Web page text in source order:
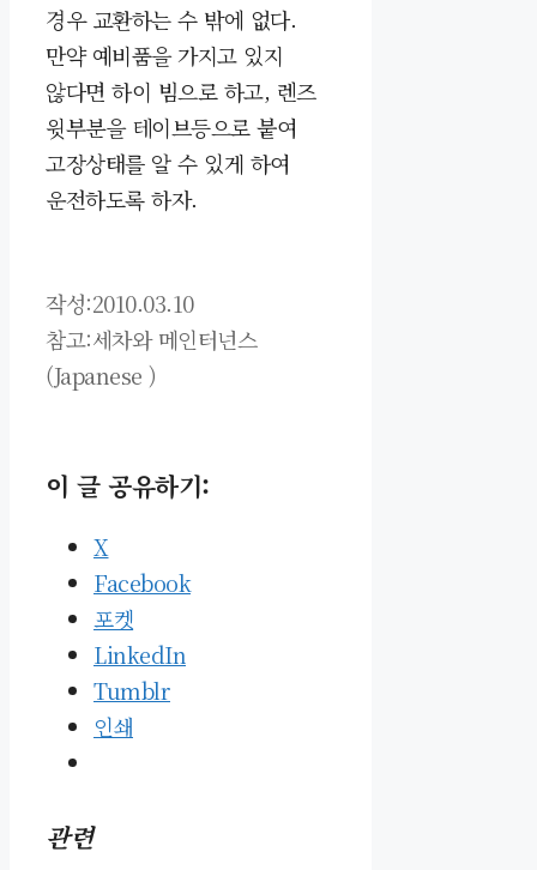
경우 교환하는 수 밖에 없다.
만약 예비품을 가지고 있지
않다면 하이 빔으로 하고, 렌즈
윗부분을 테이브등으로 붙여
고장상태를 알 수 있게 하여
운전하도록 하자.
작성:2010.03.10
참고:세차와 메인터넌스
(Japanese )
이 글 공유하기:
X
Facebook
포켓
LinkedIn
Tumblr
인쇄
관련